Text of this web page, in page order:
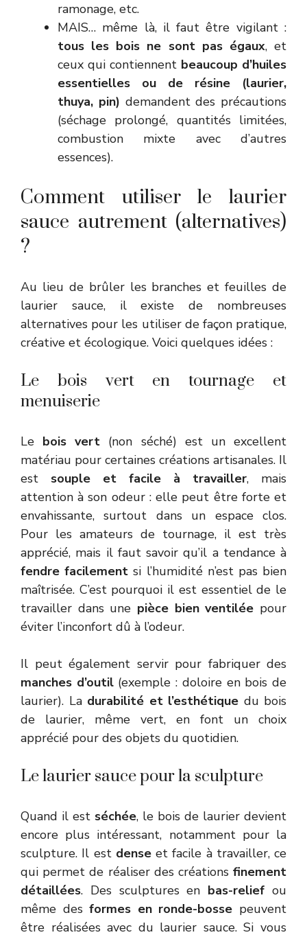
ramonage, etc.
MAIS… même là, il faut être vigilant :
tous les bois ne sont pas égaux, et
ceux qui contiennent beaucoup d’huiles
essentielles ou de résine (laurier,
thuya, pin) demandent des précautions
(séchage prolongé, quantités limitées,
combustion mixte avec d’autres
essences).
Comment utiliser le laurier
sauce autrement (alternatives)
?
Au lieu de brûler les branches et feuilles de
laurier sauce, il existe de nombreuses
alternatives pour les utiliser de façon pratique,
créative et écologique. Voici quelques idées :
Le bois vert en tournage et
menuiserie
Le bois vert (non séché) est un excellent
matériau pour certaines créations artisanales. Il
est souple et facile à travailler, mais
attention à son odeur : elle peut être forte et
envahissante, surtout dans un espace clos.
Pour les amateurs de tournage, il est très
apprécié, mais il faut savoir qu’il a tendance à
fendre facilement si l’humidité n’est pas bien
maîtrisée. C’est pourquoi il est essentiel de le
travailler dans une pièce bien ventilée pour
éviter l’inconfort dû à l’odeur.
Il peut également servir pour fabriquer des
manches d’outil (exemple : doloire en bois de
laurier). La durabilité et l’esthétique du bois
de laurier, même vert, en font un choix
apprécié pour des objets du quotidien.
Le laurier sauce pour la sculpture
Quand il est séchée, le bois de laurier devient
encore plus intéressant, notamment pour la
sculpture. Il est denseet facile à travailler, ce
qui permet de réaliser des créations finement
détaillées. Des sculptures en bas-relief ou
même desformes en ronde-bosse peuvent
être réalisées avec du laurier sauce. Si vous